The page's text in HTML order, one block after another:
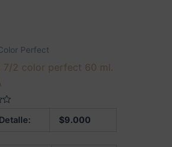
Perfect
7/2 color perfect 60 ml.
$9.000